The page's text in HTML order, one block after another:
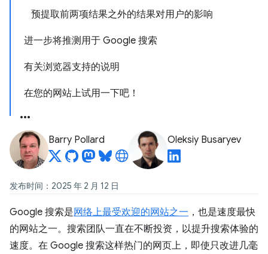
预提取前两项结果之外的结果对用户的影响
进一步将推测用于 Google 搜索
有关浏览器支持的说明
在您的网站上试用一下吧！
Barry Pollard Oleksiy Busaryev
发布时间：2025 年 2 月 12 日
Google 搜索是网络上最受欢迎的网站之一 ，也是速度最快
的网站之一。搜索团队一直在不断投资，以提升搜索体验的
速度。在 Google 搜索这样热门的网页上，即使只改进几毫